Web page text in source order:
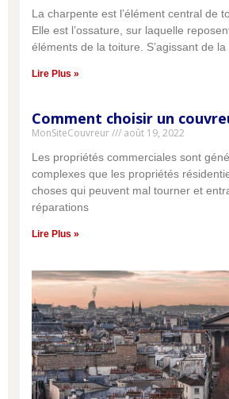
La charpente est l’élément central de
Elle est l’ossature, sur laquelle
éléments de la toiture. S’agissant de
Lire Plus »
Comment choisir un
MonSiteCouvreur août 19, 2022
Les propriétés commerciales sont
complexes que les propriétés
choses qui peuvent mal tourner et
réparations
Lire Plus »